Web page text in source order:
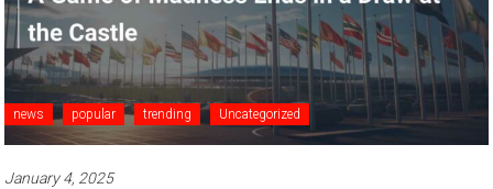
news popular trending Uncategorized
January 4, 2025